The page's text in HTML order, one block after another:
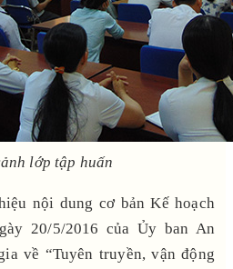
lớp tập huấn
nội dung cơ bản Kế hoạch
20/5/2016 của Ủy ban An
về “Tuyên truyền, vận động